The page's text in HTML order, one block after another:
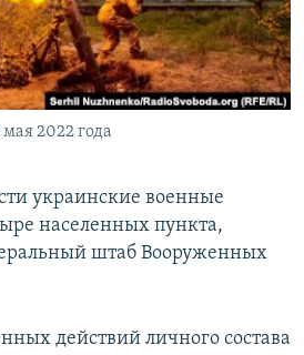
КРЫМА
мая 2022 года
украинские военные
населенных пункта,
штаб Вооруженных
действий личного состава